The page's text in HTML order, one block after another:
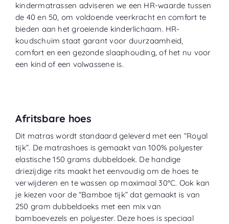
kindermatrassen adviseren we een HR-waarde tussen
de 40 en 50, om voldoende veerkracht en comfort te
bieden aan het groeiende kinderlichaam. HR-
koudschuim staat garant voor duurzaamheid,
comfort en een gezonde slaaphouding, of het nu voor
een kind of een volwassene is.
Afritsbare hoes
Dit matras wordt standaard geleverd met een “Royal
tijk”. De matrashoes is gemaakt van 100% polyester
elastische 150 grams dubbeldoek. De handige
driezijdige rits maakt het eenvoudig om de hoes te
verwijderen en te wassen op maximaal 30°C. Ook kan
je kiezen voor de “Bamboe tijk” dat gemaakt is van
250 gram dubbeldoeks met een mix van
bamboevezels en polyester. Deze hoes is speciaal